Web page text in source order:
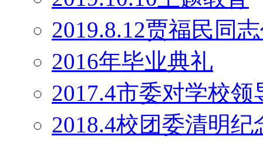
2019.8.12贾福民同
2016年毕业典礼
2017.4市委对学校
2018.4校团委清明纪